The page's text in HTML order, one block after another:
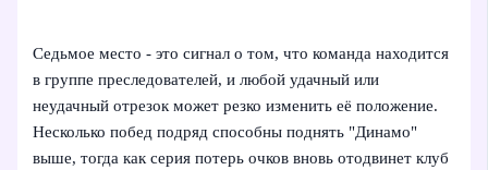
Седьмое место - это сигнал о том, что команда находится
в группе преследователей, и любой удачный или
неудачный отрезок может резко изменить её положение.
Несколько побед подряд способны поднять "Динамо"
выше, тогда как серия потерь очков вновь отодвинет клуб